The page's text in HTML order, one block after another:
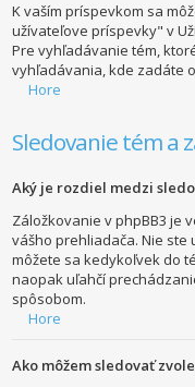
K vaším príspevkom sa
užívateľove príspevky" v
Pre vyhľadávanie tém,
vyhľadávania, kde zadáte
Hore
Sledovanie tém a
Aký je rozdiel medzi
Záložkovanie v phpBB3 je
vášho prehliadača. Nie
môžete sa kedykoľvek do
naopak uľahčí
spôsobom.
Hore
Ako môžem sledovať